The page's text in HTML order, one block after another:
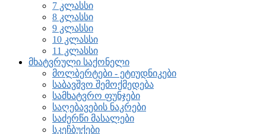
7 კლასსი
8 კლასსი
9 კლასსი
10 კლასსი
11 კლასსი
მხატვრული საქონელი
მოლბერტები - ეტიუდნიკები
საბავშვო შემოქმედება
სამხატვრო ფუნჯები
საღებავების ნაკრები
საძერწი მასალები
სკეჩბუქები